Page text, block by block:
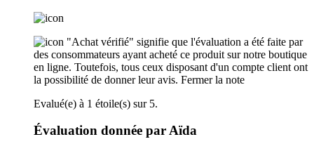
"Achat vérifié" signifie que l'évaluation a été faite par
des consommateurs ayant acheté ce produit sur notre boutique
en ligne. Toutefois, tous ceux disposant d'un compte client ont
la possibilité de donner leur avis. Fermer la note
Evalué(e) à 1 étoile(s) sur 5.
Évaluation donnée par Aïda